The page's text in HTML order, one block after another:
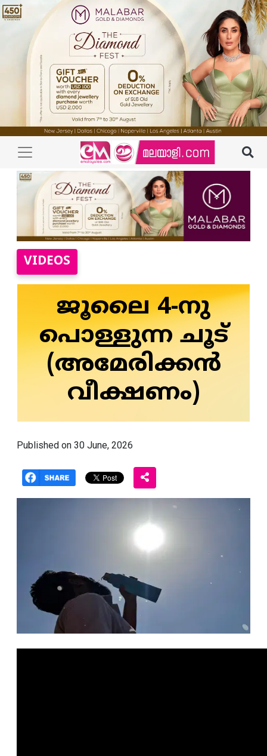
VIDEOS
ജൂലൈ 4-നു
പൊള്ളുന്ന ചൂട്
(അമേരിക്കൻ
വീക്ഷണം)
Published on 30 June, 2026